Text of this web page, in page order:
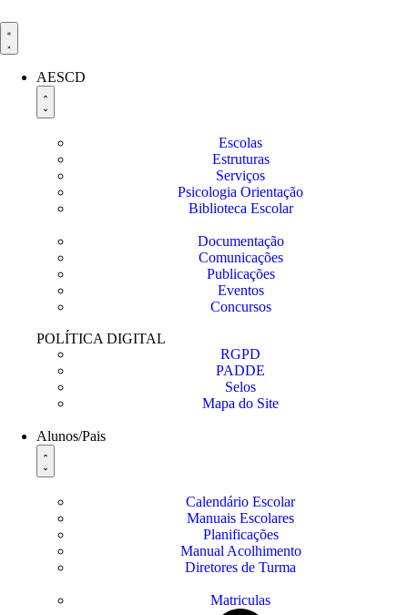
AESCD
Escolas
Estruturas
Serviços
Psicologia Orientação
Biblioteca Escolar
Documentação
Comunicações
Publicações
Eventos
Concursos
POLÍTICA DIGITAL
RGPD
PADDE
Selos
Mapa do Site
Alunos/Pais
Calendário Escolar
Manuais Escolares
Planificações
Manual Acolhimento
Diretores de Turma
Matriculas